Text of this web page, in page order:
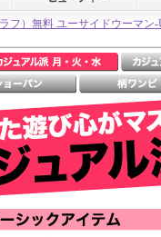
フ）無料 ユーサイドウーマン-